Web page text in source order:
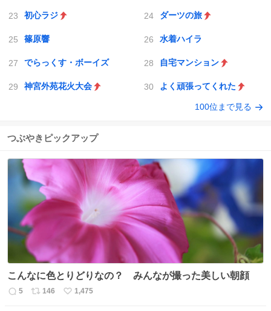
初心ラジ ダーツの旅
篠原響 水着ハイラ
でらっくす・ボーイズ 自宅マンション
神宮外苑花火大会 よく頑張ってくれた
100位まで見る
つぶやきピックアップ
こんなに色とりどりなの？ みんなが撮った美しい朝顔
返
5
リ
146
い
1,475